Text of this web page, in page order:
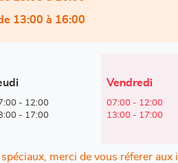
13:00 à 16:00
- 12:00
- 17:00
Horaires
d'ouverture
d'aujourd'hui
Vendredi
07:00 - 12:00
13:00 - 17:00
merci de vous réferer aux